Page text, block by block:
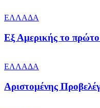
ΕΛΛΑΔΑ
Εξ Αμερικής το
ΕΛΛΑΔΑ
Αριστομένης